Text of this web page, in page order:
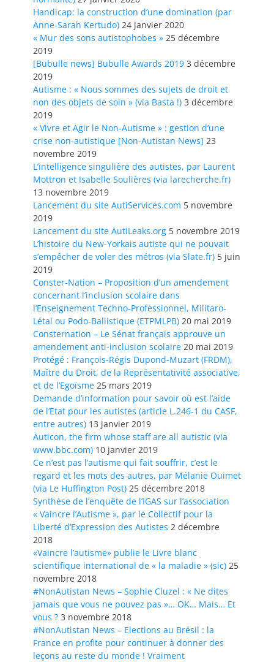
Handicap: la construction d’une domination (par
Anne-Sarah Kertudo) 24 janvier 2020
« Mur des sons autistophobes » 25 décembre
2019
[Bubulle news] Bubulle Awards 2019 3 décembre
2019
Autisme : « Nous sommes des sujets de droit et
non des objets de soin » (via Basta !) 3 décembre
2019
« Vivre et Agir le Non-Autisme » : gestion d’une
crise non-autistique [Non-Autistan News] 23
novembre 2019
L’intelligence singulière des autistes, par Laurent
Mottron et Isabelle Soulières (via larecherche.fr)
13 novembre 2019
Lancement du site AutiServices.com 5 novembre
2019
Lancement du site AutiLeaks.org 5 novembre 2019
L’histoire du New-Yorkais autiste qui ne pouvait
s’empêcher de voler des métros (via Slate.fr) 5 juin
2019
Conster-Nation – Proposition d’un amendement
concernant l’inclusion scolaire dans
l’Enseignement Techno-Professionnel, Militaro-
Létal ou Podo-Ballistique (ETPMLPB) 20 mai 2019
Consternation – Le Sénat français approuve un
amendement anti-inclusion scolaire 20 mai 2019
Protégé : François-Régis Dupond-Muzart (FRDM),
Maître du Droit, de la Représentativité associative,
et de l’Egoïsme 25 mars 2019
Demande d’information pour savoir où est l’aide
de l’Etat pour les autistes (article L.246-1 du CASF,
entre autres) 13 janvier 2019
Auticon, the firm whose staff are all autistic (via
www.bbc.com) 10 janvier 2019
Ce n’est pas l’autisme qui fait souffrir, c’est le
regard et les mots des autres, par Mélanie Ouimet
(via Le Huffington Post) 25 décembre 2018
Synthèse de l’enquête de l’IGAS sur l’association
« Vaincre l’Autisme », par le Collectif pour la
Liberté d’Expression des Autistes 2 décembre
2018
«Vaincre l’autisme» publie le Livre blanc
scientifique international de « la maladie » (sic) 25
novembre 2018
#NonAutistan News – Sophie Cluzel : « Ne dites
jamais que vous ne pouvez pas »… OK… Mais… Et
vous ? 3 novembre 2018
#NonAutistan News – Elections au Brésil : la
France en profite pour continuer à donner des
leçons au reste du monde ! Vraiment